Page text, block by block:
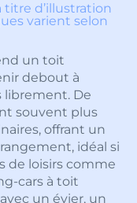
titre d’illustration
varient selon
un toit
debout à
librement. De
souvent plus
offrant un
idéal si
de loisirs comme
cars à toit
un évier, un